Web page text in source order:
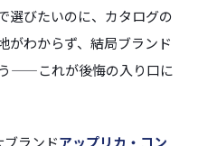
選びたいのに、カタログの
がわからず、結局ブランド
——これが後悔の入り口に